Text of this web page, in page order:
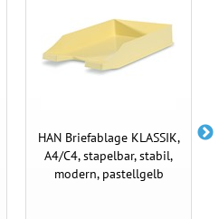
HAN Briefablage KLASSIK,
A4/C4, stapelbar, stabil,
modern, pastellgelb